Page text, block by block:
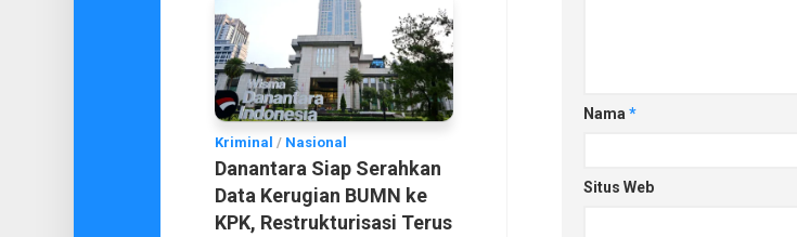
Nama *
Situs Web
Kriminal / Nasional
Danantara Siap Serahkan
Data Kerugian BUMN ke
KPK, Restrukturisasi Terus